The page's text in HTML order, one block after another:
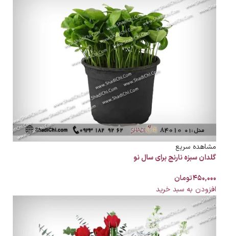
مشاهده سریع
گلدان سبزه نارنج برای سال نو
۴۵۰,۰۰۰تومان
افزودن به سبد خرید